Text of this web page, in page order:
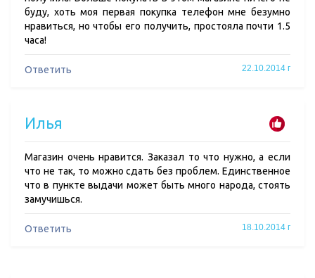
буду, хоть моя первая покупка телефон мне безумно
нравиться, но чтобы его получить, простояла почти 1.5
часа!
Ответить 22.10.2014 г
Илья
Магазин очень нравится. Заказал то что нужно, а если
что не так, то можно сдать без проблем. Единственное
что в пункте выдачи может быть много народа, стоять
замучишься.
Ответить 18.10.2014 г